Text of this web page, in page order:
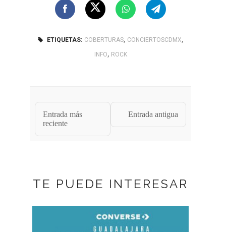
ETIQUETAS: COBERTURAS, CONCIERTOSCDMX,
INFO, ROCK
Entrada más
reciente
Entrada antigua
TE PUEDE INTERESAR